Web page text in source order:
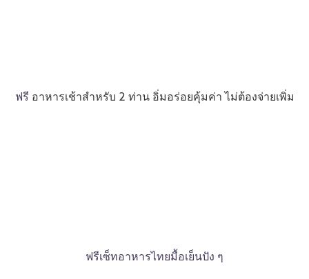
ฟรี อาหารเช้าสำหรับ 2 ท่าน อิ่มอร่อยคุ้มค่า ไม่ต้องจ่ายเพิ่ม
ฟรีเซ็ทอาหารไทยมื้อเย็นปัง ๆ